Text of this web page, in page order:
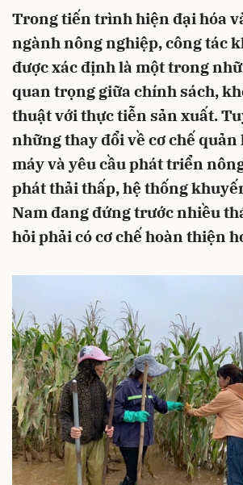
Trong tiến trình hiện đại hóa
ngành nông nghiệp, công tác
được xác định là một trong
quan trọng giữa chính sách,
thuật với thực tiễn sản xuất.
những thay đổi về cơ chế quản
máy và yêu cầu phát triển
phát thải thấp, hệ thống
Nam đang đứng trước nhiều
hỏi phải có cơ chế hoàn thiện